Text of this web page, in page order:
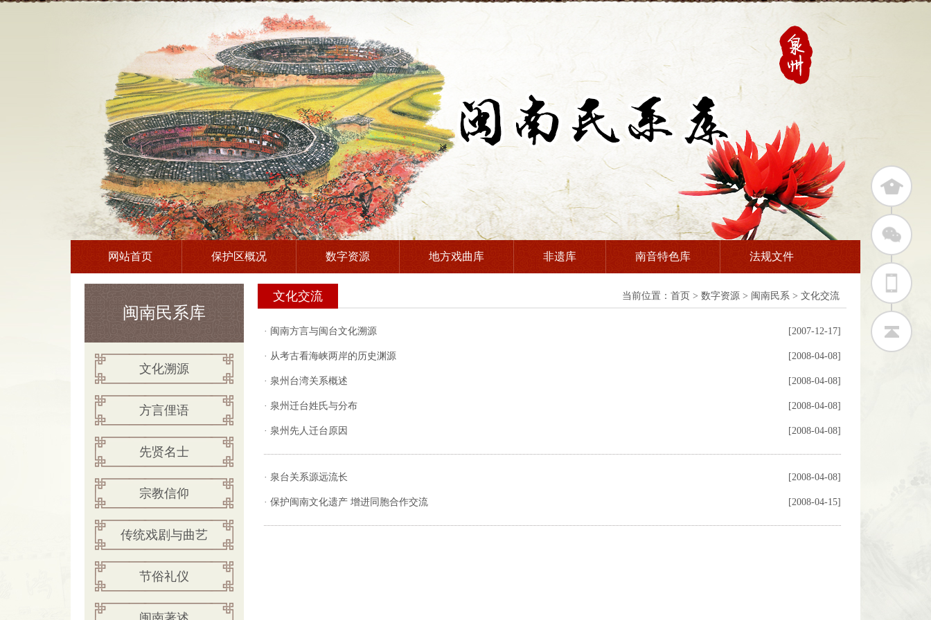
网站首页 保护区概况 数字资源 地方戏曲库 非遗库 南音特色库 法规文件
闽南民系库
文化溯源
方言俚语
先贤名士
宗教信仰
传统戏剧与曲艺
节俗礼仪
文化交流 当前位置： 首页 > 数字资源 > 闽南民系 > 文化交流
[2007-12-17]
· 闽南方言与闽台文化溯源
[2008-04-08]
· 从考古看海峡两岸的历史渊源
[2008-04-08]
· 泉州台湾关系概述
[2008-04-08]
· 泉州迁台姓氏与分布
[2008-04-08]
· 泉州先人迁台原因
[2008-04-08]
· 泉台关系源远流长
[2008-04-15]
· 保护闽南文化遗产 增进同胞合作交流